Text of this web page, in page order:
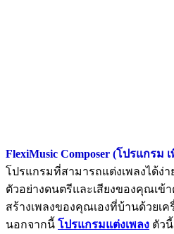
FlexiMusic Composer (โปรแกรม
โปรแกรมที่สามารถแต่งเพลงได้ง่
ตัวอย่างดนตรีและเสียงของคุณเข้
สร้างเพลงของคุณเองที่บ้านด้วยเ
นอกจากนี้ โปรแกรมแต่งเพลง ตัว